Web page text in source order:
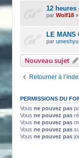
12 heures
parWolf18
LE MANS
parumeshyu
Nouveau sujet
Retourner à
PERMISSIONS DU
Vousne pouvez pas
Vousne pouvez pas
Vousne pouvez pas
Vousne pouvez pas
Vousne pouvez pas